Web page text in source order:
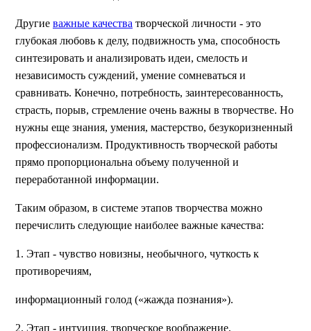
Другие важные качества творческой личности - это
глубокая любовь к делу, подвижность ума, способность
синтезировать и анализировать идеи, смелость и
независимость суждений, умение сомневаться и
сравнивать. Конечно, потребность, заинтересованность,
страсть, порыв, стремление очень важны в творчестве. Но
нужны еще знания, умения, мастерство, безукоризненный
профессионализм. Продуктивность творческой работы
прямо пропорциональна объему полученной и
переработанной информации.
Таким образом, в системе этапов творчества можно
перечислить следующие наиболее важные качества:
1. Этап - чувство новизны, необычного, чуткость к
противоречиям,
информационный голод («жажда познания»).
2. Этап - интуиция, творческое воображение,